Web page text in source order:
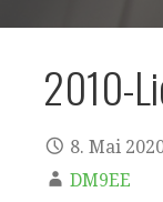
2010-
8. Mai
DM9EE